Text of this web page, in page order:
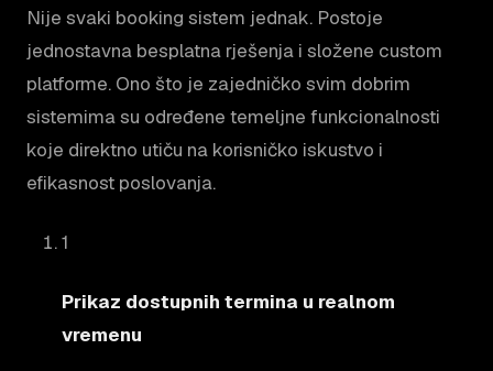
Nije svaki booking sistem jednak. Postoje
jednostavna besplatna rješenja i složene custom
platforme. Ono što je zajedničko svim dobrim
sistemima su određene temeljne funkcionalnosti
koje direktno utiču na korisničko iskustvo i
efikasnost poslovanja.
1
Prikaz dostupnih termina u realnom
vremenu